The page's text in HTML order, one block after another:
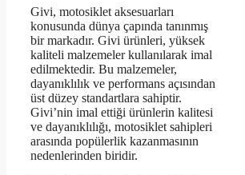
Givi, motosiklet aksesuarları
konusunda dünya çapında tanınmış
bir markadır. Givi ürünleri, yüksek
kaliteli malzemeler kullanılarak imal
edilmektedir. Bu malzemeler,
dayanıklılık ve performans açısından
üst düzey standartlara sahiptir.
Givi’nin imal ettiği ürünlerin kalitesi
ve dayanıklılığı, motosiklet sahipleri
arasında popülerlik kazanmasının
nedenlerinden biridir.